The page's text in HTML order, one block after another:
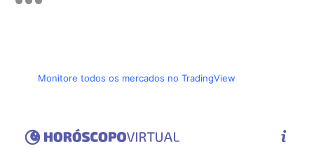
Monitore todos os mercados no TradingView